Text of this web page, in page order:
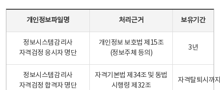
개인정보파일명 처리근거 보유기간
정보시스템감리사
자격검정 응시자 명단
개인정보 보호법 제15조
(정보주체 등의)
3년
정보시스템감리사
자격검정 합격자 명단
자격기본법 제34조 및 동법
시행령 제32조
자격탈퇴시까